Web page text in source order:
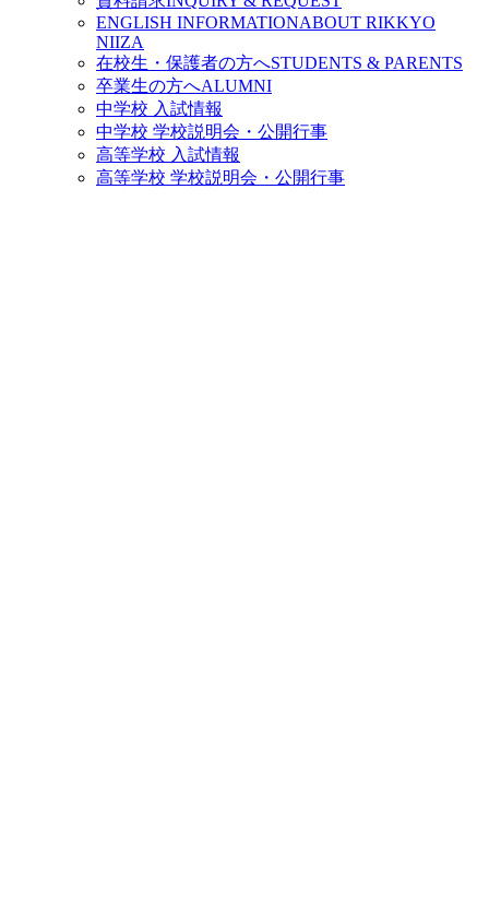
ENGLISH INFORMATIONABOUT RIKKYO
NIIZA
在校生・保護者の方へSTUDENTS & PARENTS
卒業生の方へALUMNI
中学校 入試情報
中学校 学校説明会・公開行事
高等学校 入試情報
高等学校 学校説明会・公開行事